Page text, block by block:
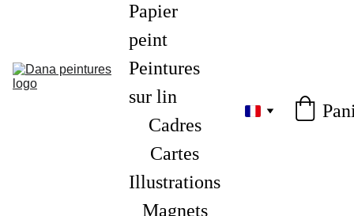
Papier
peint
Peintures
sur lin
Cadres
Cartes
Illustrations
Magnets